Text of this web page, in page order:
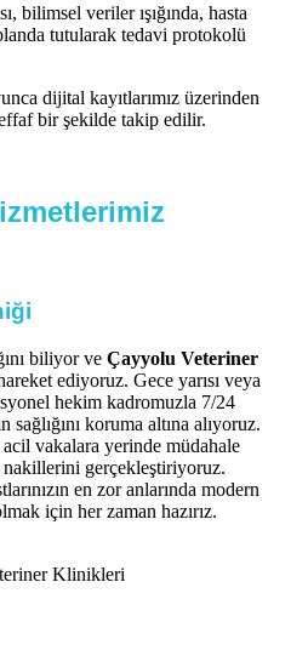
bilimsel veriler ışığında, hasta
tutularak tedavi protokolü
dijital kayıtlarımız üzerinden
bir şekilde takip edilir.
biliyor ve Çayyolu Veteriner
ediyoruz. Gece yarısı veya
hekim kadromuzla 7/24
sağlığını koruma altına alıyoruz.
acil vakalara yerinde müdahale
gerçekleştiriyoruz.
en zor anlarında modern
için her zaman hazırız.